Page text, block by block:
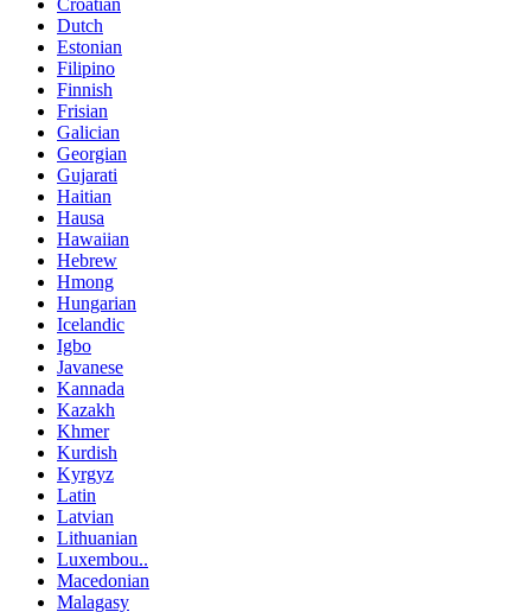
Croatian
Dutch
Estonian
Filipino
Finnish
Frisian
Galician
Georgian
Gujarati
Haitian
Hausa
Hawaiian
Hebrew
Hmong
Hungarian
Icelandic
Igbo
Javanese
Kannada
Kazakh
Khmer
Kurdish
Kyrgyz
Latin
Latvian
Lithuanian
Luxembou..
Macedonian
Malagasy